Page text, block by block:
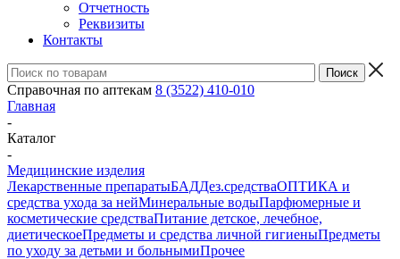
Отчетность
Реквизиты
Контакты
Справочная по аптекам 8 (3522) 410-010
Главная
-
Каталог
-
Медицинские изделия
Лекарственные препаратыБАДДез.средстваОПТИКА и
средства ухода за нейМинеральные водыПарфюмерные и
косметические средстваПитание детское, лечебное,
диетическоеПредметы и средства личной гигиеныПредметы
по уходу за детьми и больнымиПрочее